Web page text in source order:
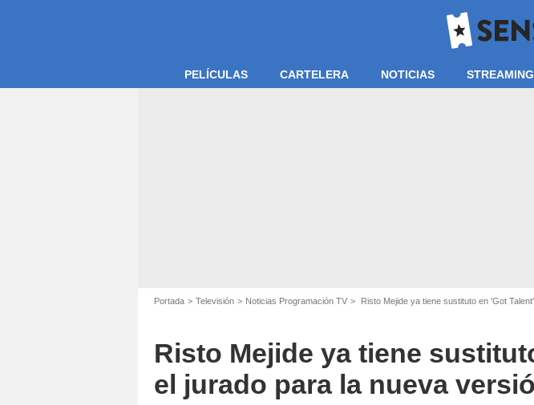
PELÍCULAS CARTELERA NOTICIAS STREAMING
Portada Televisión Noticias Programación TV Risto Mejide ya tiene sustituto en 'Got
Risto Mejide ya tiene
el jurado para la nueva
Mediaset